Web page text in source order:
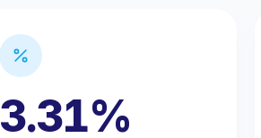
3.31%